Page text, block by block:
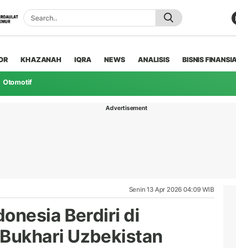
KHAZANAH IQRA NEWS ANALISIS BISNIS
Otomotif
Advertisement
Senin 13 Apr 2026 04:09 WIB
Berdiri di
Uzbekistan